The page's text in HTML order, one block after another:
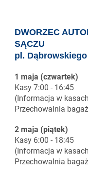
DWORZEC
SĄCZU
pl.
1 maja (czwartek)
Kasy 7:00 - 16:45
(Informacja w
Przechowalnia
2 maja (piątek)
Kasy 6:00 - 18:45
(Informacja w
Przechowalnia